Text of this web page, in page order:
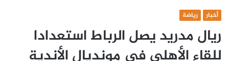
أخبار رياضة
ريال مدريد يصل الرباط استعدادا